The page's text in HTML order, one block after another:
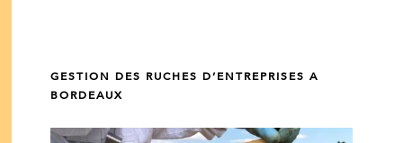
GESTION DES RUCHES D’ENTREPRISES A
BORDEAUX